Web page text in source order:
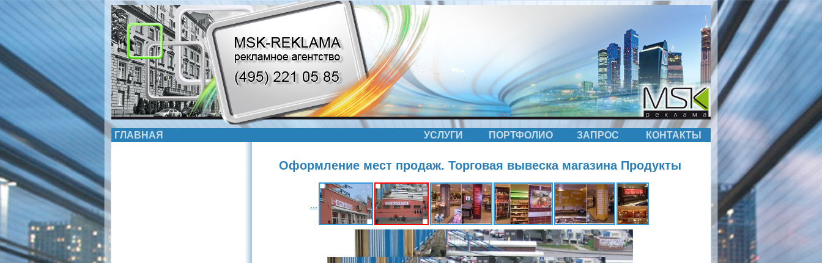
ГЛАВНАЯ УСЛУГИ ПОРТФОЛИО ЗАПРОС КОНТАКТЫ
Оформление мест продаж. Торговая вывеска магазина Продукты
...